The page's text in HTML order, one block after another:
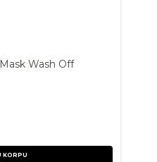
Wash Off
KORPU